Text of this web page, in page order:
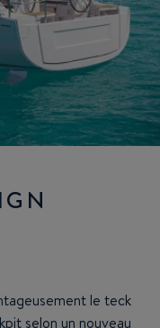
le teck
selon un nouveau